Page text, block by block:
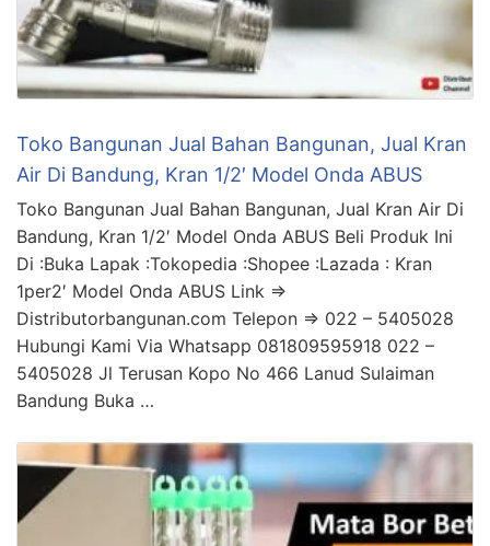
Toko Bangunan Jual Bahan Bangunan, Jual Kran
Air Di Bandung, Kran 1/2′ Model Onda ABUS
Toko Bangunan Jual Bahan Bangunan, Jual Kran Air Di
Bandung, Kran 1/2′ Model Onda ABUS Beli Produk Ini
Di :Buka Lapak :Tokopedia :Shopee :Lazada : Kran
1per2′ Model Onda ABUS Link =>
Distributorbangunan.com Telepon => 022 – 5405028
Hubungi Kami Via Whatsapp 081809595918 022 –
5405028 Jl Terusan Kopo No 466 Lanud Sulaiman
Bandung Buka …